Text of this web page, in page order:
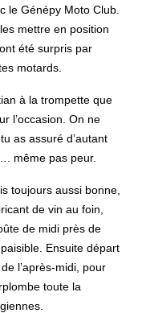
le Génépy Moto Club.
mettre en position
été surpris par
motards.
à la trompette que
l’occasion. On ne
as assuré d’autant
même pas peur.
toujours aussi bonne,
de vin au foin,
de midi près de
Ensuite départ
l’après-midi, pour
toute la